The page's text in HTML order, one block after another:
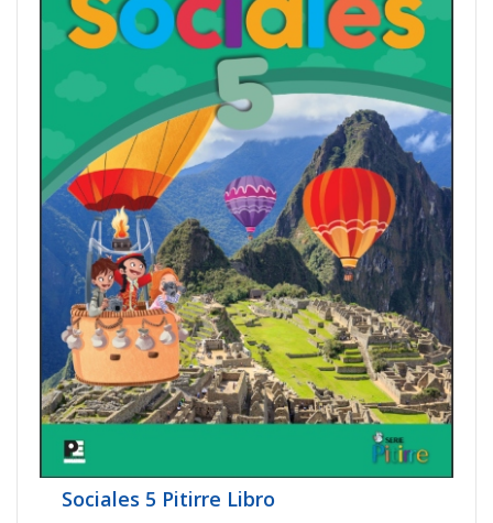
Sociales 5 Pitirre Libro